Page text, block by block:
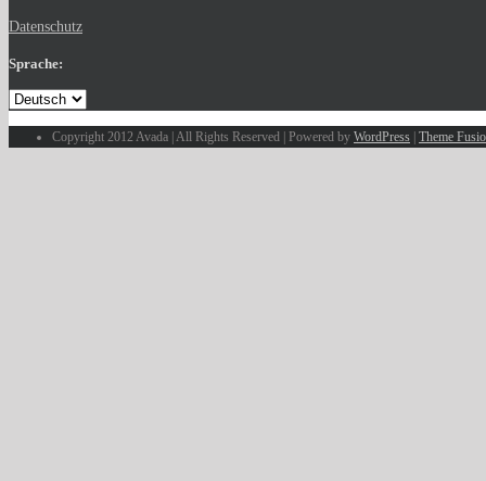
Datenschutz
Sprache:
Copyright 2012 Avada | All Rights Reserved | Powered by WordPress Theme